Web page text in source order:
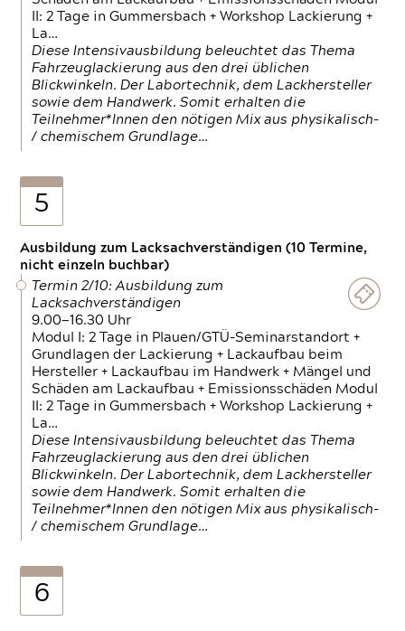
II: 2 Tage in Gummersbach + Workshop Lackierung +
La…
Diese Intensivausbildung beleuchtet das Thema
Fahrzeuglackierung aus den drei üblichen
Blickwinkeln. Der Labortechnik, dem Lackhersteller
sowie dem Handwerk. Somit erhalten die
Teilnehmer*Innen den nötigen Mix aus physikalisch-
/ chemischem Grundlage…
5
Ausbildung zum Lacksachverständigen (10 Termine,
nicht einzeln buchbar)
Termin 2/10: Ausbildung zum
Lacksachverständigen
9.00—16.30 Uhr
Modul I: 2 Tage in Plauen/GTÜ-Seminarstandort +
Grundlagen der Lackierung + Lackaufbau beim
Hersteller + Lackaufbau im Handwerk + Mängel und
Schäden am Lackaufbau + Emissionsschäden Modul
II: 2 Tage in Gummersbach + Workshop Lackierung +
La…
Diese Intensivausbildung beleuchtet das Thema
Fahrzeuglackierung aus den drei üblichen
Blickwinkeln. Der Labortechnik, dem Lackhersteller
sowie dem Handwerk. Somit erhalten die
Teilnehmer*Innen den nötigen Mix aus physikalisch-
/ chemischem Grundlage…
6